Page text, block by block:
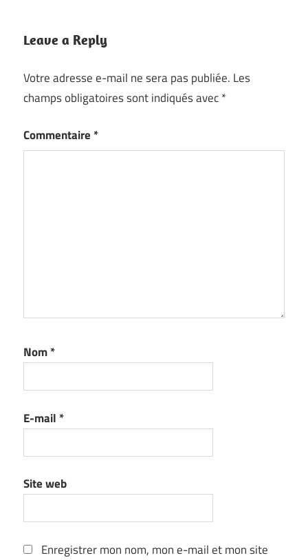
Leave a Reply
Votre adresse e-mail ne sera pas publiée. Les
champs obligatoires sont indiqués avec*
Commentaire *
Nom*
E-mail *
Site web
Enregistrer mon nom, mon e-mail et mon site